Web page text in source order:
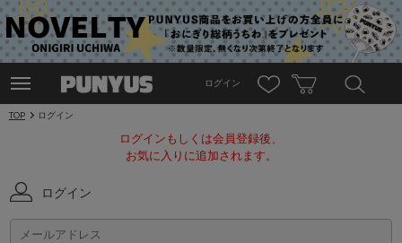
ログイン
TOP ログイン
ログインもしくは会員登録後、
お気に入りに追加されます。
ログイン